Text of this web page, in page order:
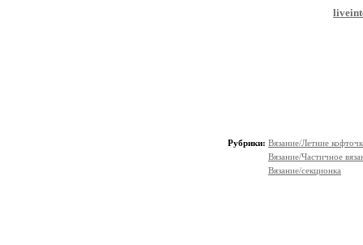
Рубрики: Вязание/Летние
Вязание/Частичное
Вязание/секционка